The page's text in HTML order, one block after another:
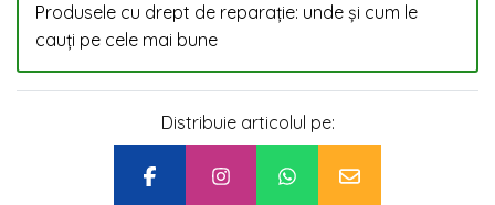
Produsele cu drept de reparație: unde și cum le
cauți pe cele mai bune
Distribuie articolul pe: